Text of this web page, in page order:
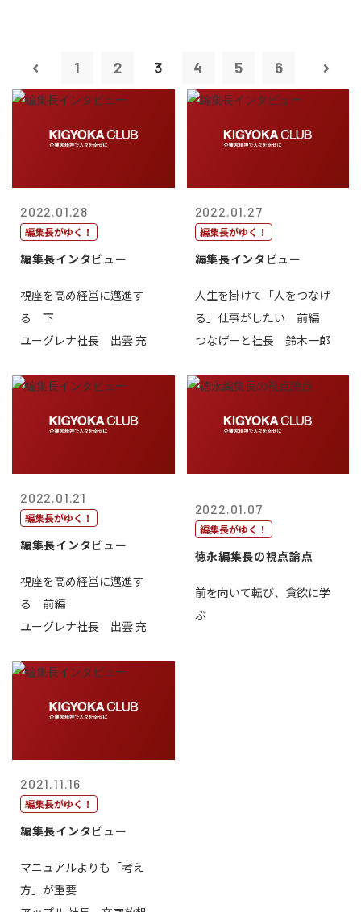
1 2 3 4 5 6
2022.01.28
編集長がゆく！
編集長インタビュー
視座を高め経営に邁進す
る 下
ユーグレナ社長 出雲 充
2022.01.27
編集長がゆく！
編集長インタビュー
人生を掛けて「人をつなげ
る」仕事がしたい 前編
つなげーと社長 鈴木一郎
2022.01.21
編集長がゆく！
編集長インタビュー
視座を高め経営に邁進す
る 前編
ユーグレナ社長 出雲 充
2022.01.07
編集長がゆく！
徳永編集長の視点論点
前を向いて転び、貪欲に学
ぶ
2021.11.16
編集長がゆく！
編集長インタビュー
マニュアルよりも「考え
方」が重要